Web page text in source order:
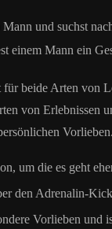
und suchst
einem Mann ein
beide Arten von
von Erlebnissen
Vorlieben.
um die es geht
den Adrenalin-
Vorlieben und